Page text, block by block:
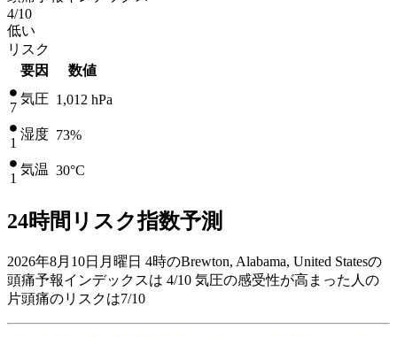
4/10
低い
リスク
要因
数値
7
気圧 1,012 hPa
1
湿度 73%
1
気温 30°C
24時間リスク指数予測
2026年8月10日月曜日 4時のBrewton, Alabama, United Statesの
頭痛予報インデックスは 4/10 気圧の感受性が高まった人の
片頭痛のリスクは7/10